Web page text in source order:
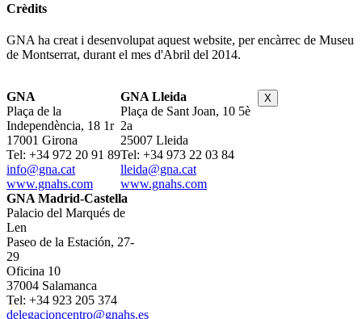
Crèdits
GNA ha creat i desenvolupat aquest website, per encàrrec de Museu
de Montserrat, durant el mes d'Abril del 2014.
GNA
Plaça de la
Independència, 18 1r
17001 Girona
Tel: +34 972 20 91 89
info@gna.cat
www.gnahs.com
GNA Lleida
Plaça de Sant Joan, 10 5è
2a
25007 Lleida
Tel: +34 973 22 03 84
lleida@gna.cat
www.gnahs.com
GNA Madrid-Castella
Palacio del Marqués de
Len
Paseo de la Estación, 27-
29
Oficina 10
37004 Salamanca
Tel: +34 923 205 374
delegacioncentro@gnahs.es
X